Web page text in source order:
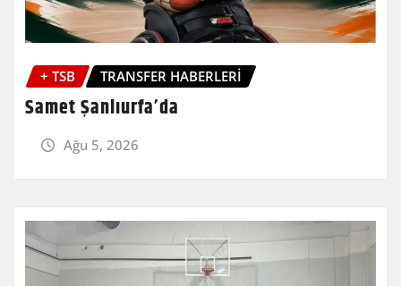
+ TSB TRANSFER HABERLERİ
Samet Şanlıurfa’da
Ağu 5, 2026